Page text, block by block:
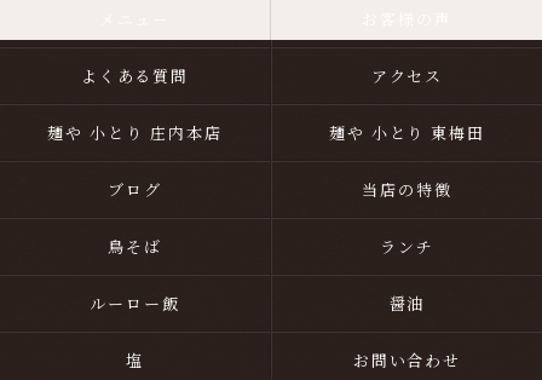
よくある質問 アクセス
麺や 小とり 庄内本店 麺や 小とり 東梅田
ブログ 当店の特徴
鳥そば ランチ
ルーロー飯 醤油
塩 お問い合わせ